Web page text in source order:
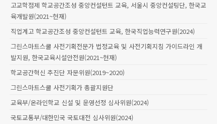
고교학점제 학교공간조성 중앙컨설턴트 교육, 서울시 중앙컨설팅단, 한국교
육개발원(2021~현재)
직업계고 학교공간조성 중앙컨설턴트 교육, 한국직업능력연구원(2024)
그린스마트스쿨 사전기획전문가 법정교육 및 사전기획지침 가이드라인 개
발지원, 한국교육시설안전원(2021~현재)
학교공간혁신 추진단 자문위원(2019~2020)
그린스마트스쿨 사전기획가 총괄지원단
교육부/온라인학교 신설 및 운영선정 심사위원(2024)
국토교통부/대한민국 국토대전 심사위원(2024)